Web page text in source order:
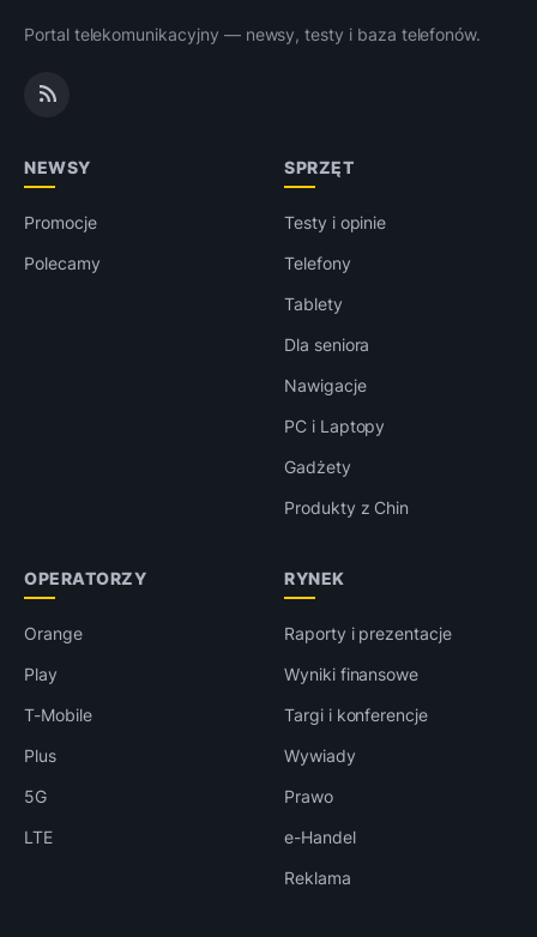
Portal telekomunikacyjny — newsy, testy i baza telefonów.
NEWSY
Promocje
Polecamy
SPRZĘT
Testy i opinie
Telefony
Tablety
Dla seniora
Nawigacje
PC i Laptopy
Gadżety
Produkty z Chin
OPERATORZY
Orange
Play
T-Mobile
Plus
5G
LTE
RYNEK
Raporty i prezentacje
Wyniki finansowe
Targi i konferencje
Wywiady
Prawo
e-Handel
Reklama